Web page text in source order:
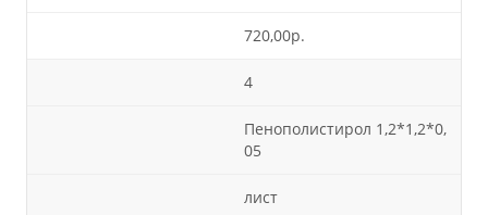
720,00р.
4
Пенополистирол 1,2*1,2*0,
05
лист